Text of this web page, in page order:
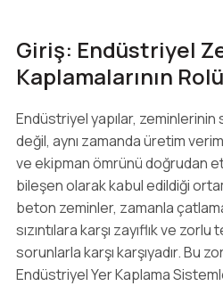
Giriş: Endüstriyel
Kaplamalarının Rolü
Endüstriyel yapılar,
değil, aynı zamanda üretim
ve ekipman ömrünü doğrudan
bileşen olarak kabul edildiği
beton zeminler, zamanla
sızıntılara karşı zayıflık ve
sorunlarla karşı karşıyadır. Bu
Endüstriyel Yer Kaplama